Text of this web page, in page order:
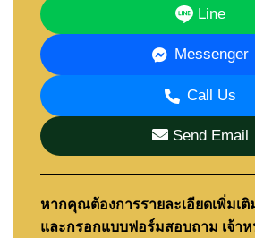
Line
Messenger
Call Us
Send Email
หากคุณต้องการรายละเอียดเพิ่มเ
และกรอกแบบฟอร์มสอบถาม เจ้าห